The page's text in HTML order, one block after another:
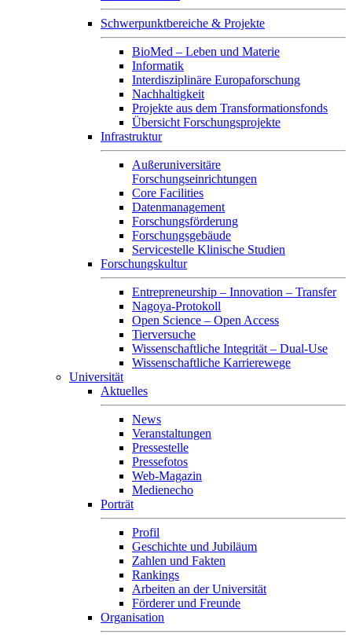
Schwerpunktbereiche & Projekte
BioMed – Leben und Materie
Informatik
Interdisziplinäre Europaforschung
Nachhaltigkeit
Projekte aus dem Transformationsfonds
Übersicht Forschungsprojekte
Infrastruktur
Außeruniversitäre
Forschungseinrichtungen
Core Facilities
Datenmanagement
Forschungsförderung
Forschungsgebäude
Servicestelle Klinische Studien
Forschungskultur
Entrepreneurship – Innovation – Transfer
Nagoya-Protokoll
Open Science – Open Access
Tierversuche
Wissenschaftliche Integrität – Dual-Use
Wissenschaftliche Karrierewege
Universität
Aktuelles
News
Veranstaltungen
Pressestelle
Pressefotos
Web-Magazin
Medienecho
Porträt
Profil
Geschichte und Jubiläum
Zahlen und Fakten
Rankings
Arbeiten an der Universität
Förderer und Freunde
Organisation